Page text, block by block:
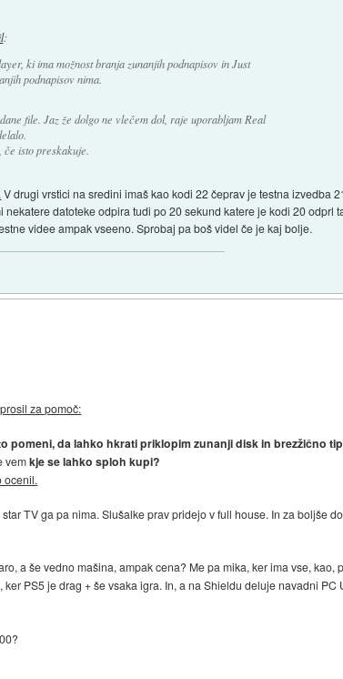
:
ki ima možnost branja zunanjih podnapisov in Just
podnapisov nima.
file. Jaz že dolgo ne vlečem dol, raje uporabljam Real
če isto preskakuje.
V drugi vrstici na sredini imaš kao kodi 22 čeprav je testna izvedba
datoteke odpira tudi po 20 sekund katere je kodi 20 odprl
videe ampak vseeno. Sprobaj pa boš videl če je kaj bolje.
za pomoč:
pomeni, da lahko hkrati priklopim zunanji disk in brezžično
vemkje se lahko sploh kupi?
ocenil.
TV ga pa nima. Slušalke prav pridejo v full house. In za boljše
a še vedno mašina, ampak cena? Me pa mika, ker ima vse,
ker PS5 je drag + še vsaka igra. In, a na Shieldu deluje navadni